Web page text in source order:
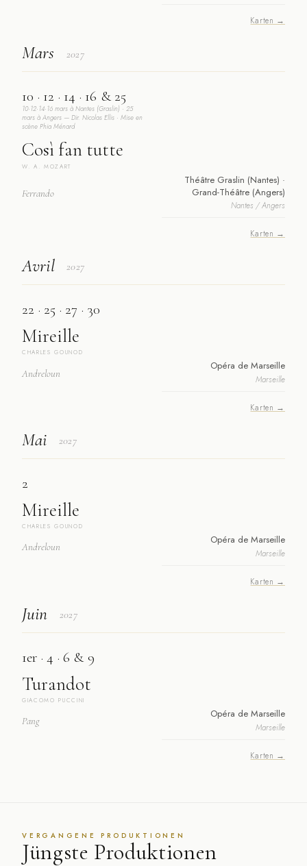
Karten →
Mars 2027
10 · 12 · 14 · 16 & 25
10·12·14·16 mars à Nantes (Graslin) · 25
mars à Angers — Dir. Nicolas Ellis · Mise en
scène Phia Ménard
Così fan tutte
W. A. MOZART
Ferrando
Théâtre Graslin (Nantes) ·
Grand-Théâtre (Angers)
Nantes / Angers
Karten →
Avril 2027
22 · 25 · 27 · 30
Mireille
CHARLES GOUNOD
Andreloun
Opéra de Marseille
Marseille
Karten →
Mai 2027
2
Mireille
CHARLES GOUNOD
Andreloun
Opéra de Marseille
Marseille
Karten →
Juin 2027
1er · 4 · 6 & 9
Turandot
GIACOMO PUCCINI
Pang
Opéra de Marseille
Marseille
Karten →
VERGANGENE PRODUKTIONEN
Jüngste Produktionen